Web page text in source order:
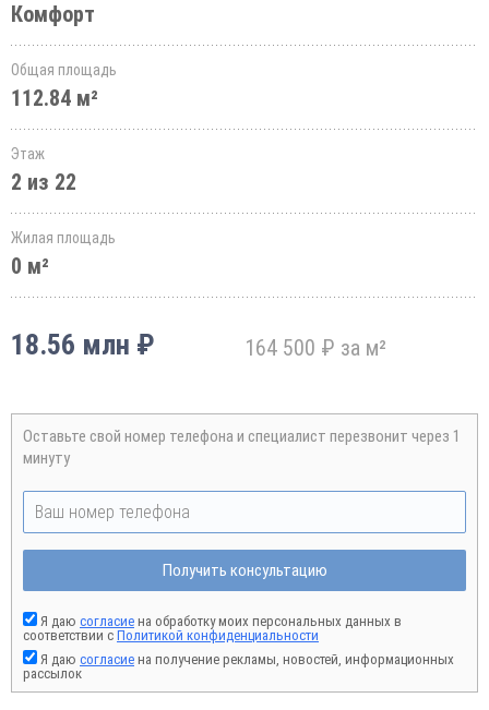
Комфорт
Общая площадь
112.84 м²
Этаж
2 из 22
Жилая площадь
0 м²
18.56 млн ₽ 164 500 ₽ за м²
Оставьте свой номер телефона и специалист перезвонит через 1
минуту
Получить консультацию
Я даю согласие на обработку моих персональных данных в
соответствии с Политикой конфиденциальности
Я даю согласие на получение рекламы, новостей, информационных
рассылок